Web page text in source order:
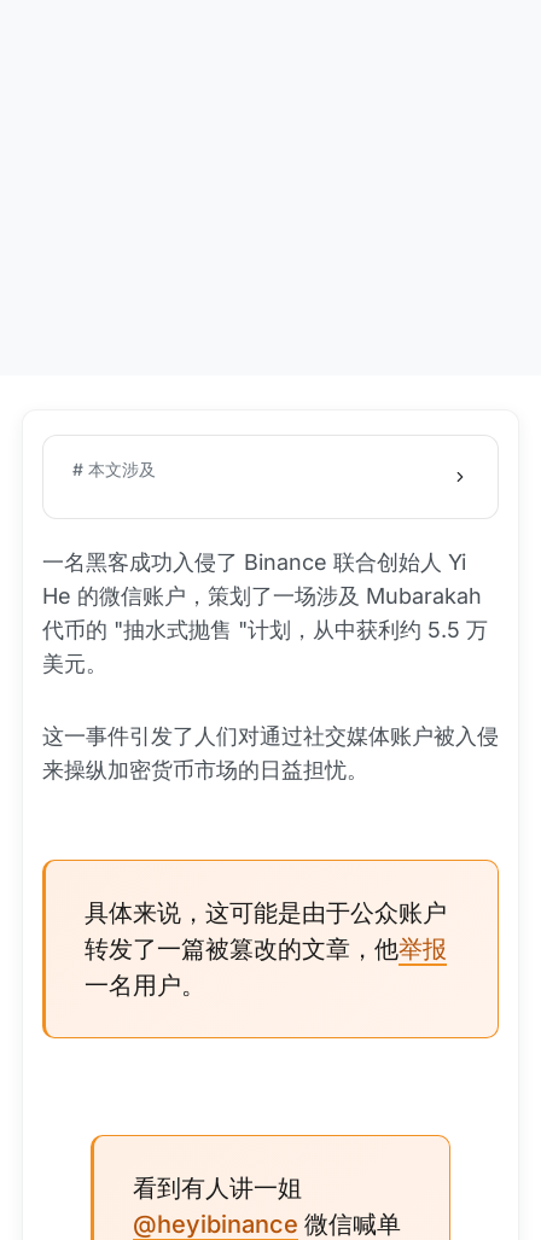
# 本文涉及
一名黑客成功入侵了 Binance 联合创始人 Yi
He 的微信账户，策划了一场涉及 Mubarakah
代币的 "抽水式抛售 "计划，从中获利约 5.5 万
美元。
这一事件引发了人们对通过社交媒体账户被入侵
来操纵加密货币市场的日益担忧。
具体来说，这可能是由于公众账户
转发了一篇被篡改的文章，他举报
一名用户。
看到有人讲一姐
@heyibinance 微信喊单